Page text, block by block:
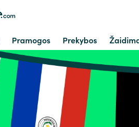
Pramogos Prekybos